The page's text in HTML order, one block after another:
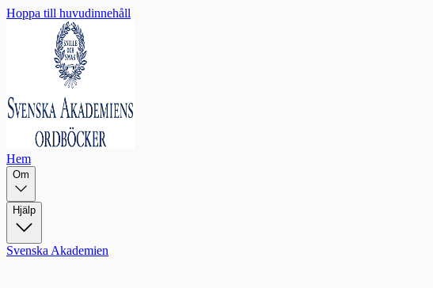
Hoppa till huvudinnehåll
Hem
Om
Hjälp
Svenska Akademien